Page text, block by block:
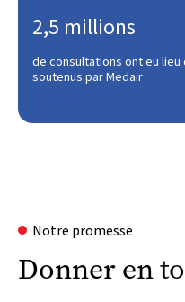
2,5 millions
de consultations ont eu
soutenus par Medair
Notre promesse
Donner en